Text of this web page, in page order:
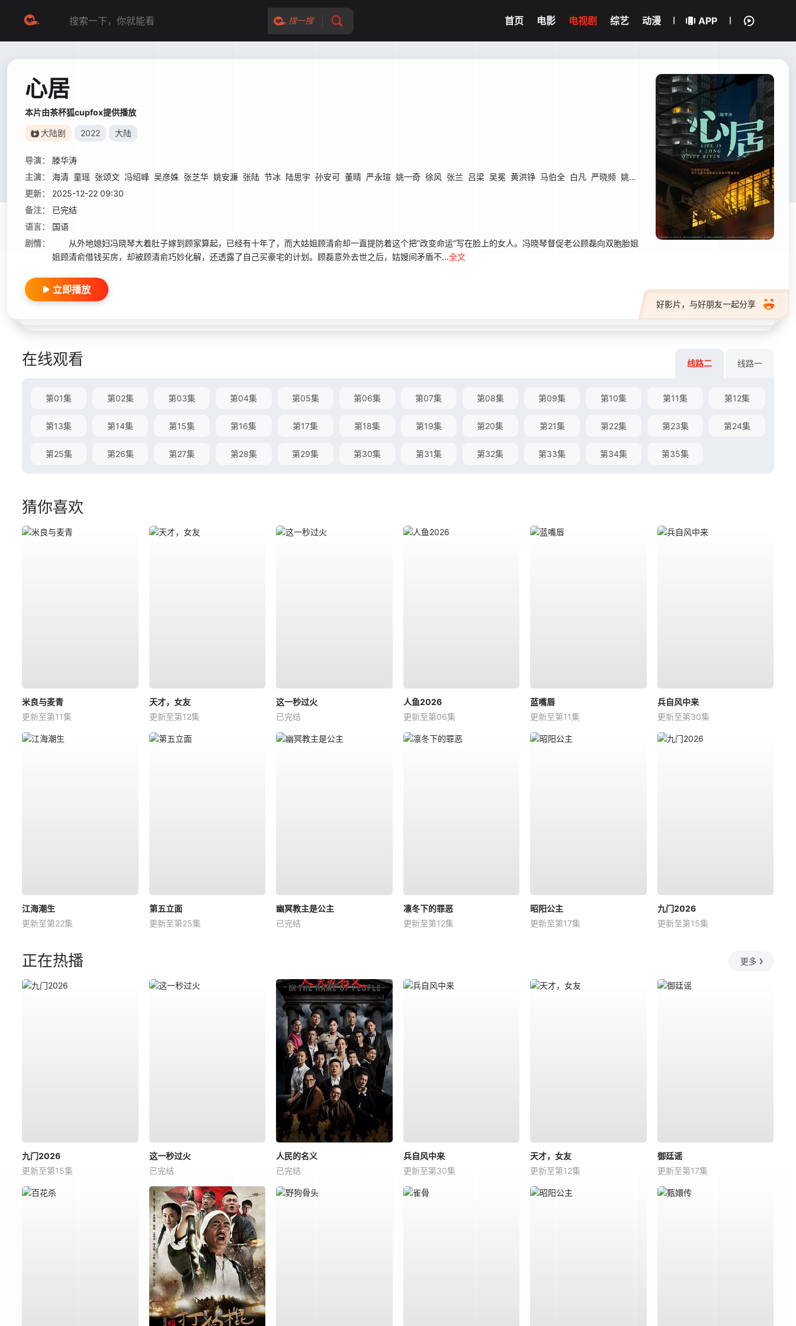
搜一搜 首页 电影 电视剧 综艺 动漫 APP
心居
本片由茶杯狐cupfox提供播放
大陆剧 2022 大陆
导演：
滕华涛
主演：
海清 童瑶 张颂文 冯绍峰 吴彦姝 张芝华 姚安濂 张陆 节冰 陆思宇 孙安可 董晴 严永瑄 姚一奇 徐风 张兰 吕梁 吴冕 黄洪铮 马伯全 白凡 严晓频 姚卓君 任铭松 韩雨芹 石杭鹭 高蓓蓓 陈碧舸
更新：
2025-12-22 09:30
备注：
已完结
语言：
国语
剧情：
从外地媳妇冯晓琴大着肚子嫁到顾家算起，已经有十年了，而大姑姐顾清俞却一直提防着这个把“改变命运”写在脸上的女人。冯晓琴督促老公顾磊向双胞胎姐
姐顾清俞借钱买房，却被顾清俞巧妙化解，还透露了自己买豪宅的计划。顾磊意外去世之后，姑嫂间矛盾不...全文
好影片，与好朋友一起分享
立即播放
在线观看 线路二 线路一
第01集 第02集 第03集 第04集 第05集 第06集 第07集 第08集 第09集 第10集 第11集 第12集
第13集 第14集 第15集 第16集 第17集 第18集 第19集 第20集 第21集 第22集 第23集 第24集
第25集 第26集 第27集 第28集 第29集 第30集 第31集 第32集 第33集 第34集 第35集
猜你喜欢
米良与麦青
更新至第11集
天才，女友
更新至第12集
这一秒过火
已完结
人鱼2026
更新至第06集
蓝嘴唇
更新至第11集
兵自风中来
更新至第30集
江海潮生
更新至第22集
第五立面
更新至第25集
幽冥教主是公主
已完结
凛冬下的罪恶
更新至第12集
昭阳公主
更新至第17集
九门2026
更新至第15集
正在热播 更多
九门2026
更新至第15集
这一秒过火
已完结
人民的名义
已完结
兵自风中来
更新至第30集
天才，女友
更新至第12集
御廷谣
更新至第17集